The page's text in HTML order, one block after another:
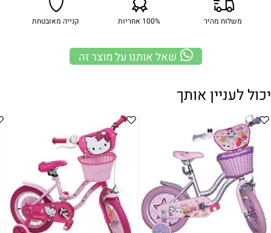
משלוח מהיר 100% אחריות קנייה מאובטחת
שאל אותנו על מוצר זה
יכול לעניין אותך